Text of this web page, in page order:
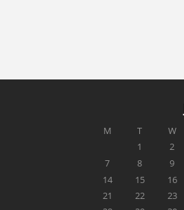
M T W
1
2
7
8 9
14
15 16
21
22 23